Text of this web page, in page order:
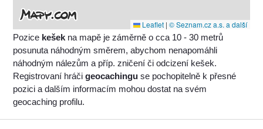
Leaflet | © Seznam.cz a.s. a další
Pozice kešek na mapě je záměrně o cca 10 - 30 metrů
posunuta náhodným směrem, abychom nenapomáhli
náhodným nálezům a příp. zničení či odcizení kešek.
Registrovaní hráčigeocachingu se pochopitelně k přesné
pozici a dalším informacím mohou dostat na svém
geocaching profilu.